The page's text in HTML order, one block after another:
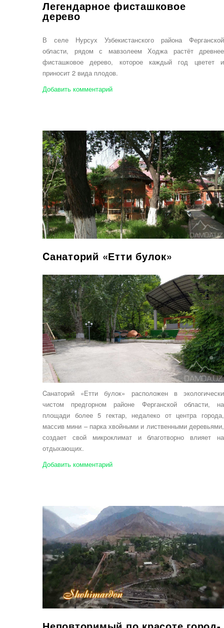
Легендарное фисташковое
дерево
В селе Нурсух Узбекистанского района Ферганской
области, рядом с мавзолеем Ходжа растёт древнее
фисташковое дерево, которое каждый год цветет и
приносит 2 вида плодов.
Добавить комментарий
Cанаторий «Етти булок»
Cанаторий «Етти булок» расположен в экологически
чистом предгорном районе Ферганской области, на
площади более 5 гектар, недалеко от центра города,
массив мини – парка хвойными и лиственными деревьями,
создает свой микроклимат и благотворно влияет на
отдыхающих.
Добавить комментарий